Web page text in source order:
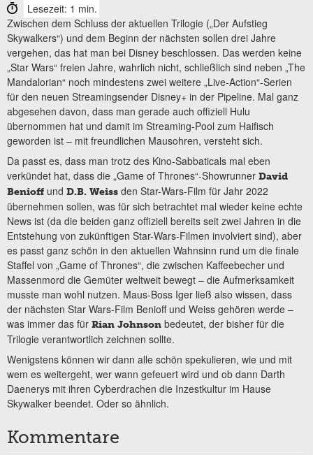
Lesezeit: 1 min.
Zwischen dem Schluss der aktuellen Trilogie („Der Aufstieg
Skywalkers“) und dem Beginn der nächsten sollen drei Jahre
vergehen, das hat man bei Disney beschlossen. Das werden keine
„Star Wars“ freien Jahre, wahrlich nicht, schließlich sind neben „The
Mandalorian“ noch mindestens zwei weitere „Live-Action“-Serien
für den neuen Streamingsender Disney+ in der Pipeline. Mal ganz
abgesehen davon, dass man gerade auch offiziell Hulu
übernommen hat und damit im Streaming-Pool zum Haifisch
geworden ist – mit freundlichen Mausohren, versteht sich.
Da passt es, dass man trotz des Kino-Sabbaticals mal eben
verkündet hat, dass die „Game of Thrones“-Showrunner David
Benioff und D.B. Weiss den Star-Wars-Film für Jahr 2022
übernehmen sollen, was für sich betrachtet mal wieder keine echte
News ist (da die beiden ganz offiziell bereits seit zwei Jahren in die
Entstehung von zukünftigen Star-Wars-Filmen involviert sind), aber
es passt ganz schön in den aktuellen Wahnsinn rund um die finale
Staffel von „Game of Thrones“, die zwischen Kaffeebecher und
Massenmord die Gemüter weltweit bewegt – die Aufmerksamkeit
musste man wohl nutzen. Maus-Boss Iger ließ also wissen, dass
der nächsten Star Wars-Film Benioff und Weiss gehören werde –
was immer das für Rian Johnson bedeutet, der bisher für die
Trilogie verantwortlich zeichnen sollte.
Wenigstens können wir dann alle schön spekulieren, wie und mit
wem es weitergeht, wer wann gefeuert wird und ob dann Darth
Daenerys mit ihren Cyberdrachen die Inzestkultur im Hause
Skywalker beendet. Oder so ähnlich.
Kommentare